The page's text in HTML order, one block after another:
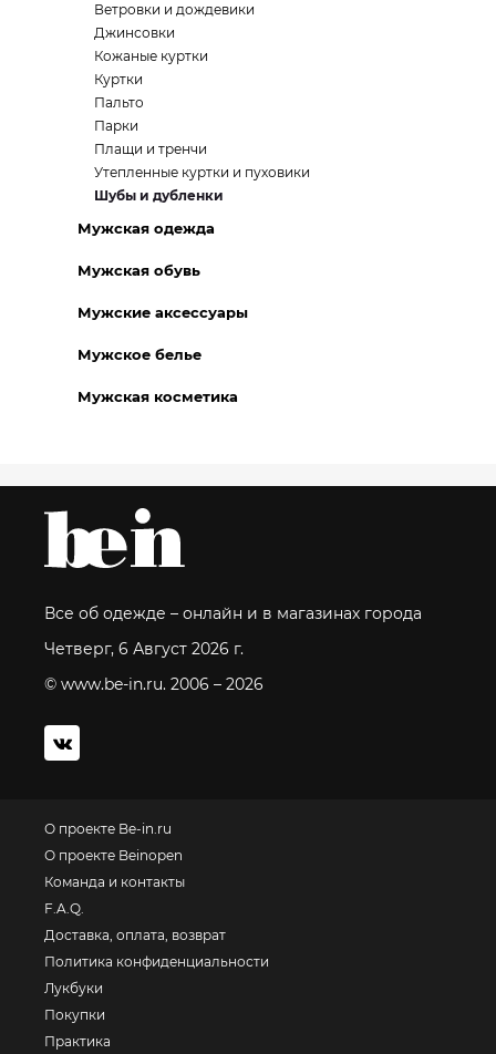
Ветровки и дождевики
Джинсовки
Кожаные куртки
Куртки
Пальто
Парки
Плащи и тренчи
Утепленные куртки и пуховики
Шубы и дубленки
Мужская одежда
Мужская обувь
Мужские аксессуары
Мужское белье
Мужская косметика
Все об одежде – онлайн и в магазинах города
Четверг, 6 Август 2026 г.
© www.be-in.ru. 2006 – 2026
О проекте Be-in.ru
О проекте Beinopen
Команда и контакты
F.A.Q.
Доставка, оплата, возврат
Политика конфиденциальности
Лукбуки
Покупки
Практика